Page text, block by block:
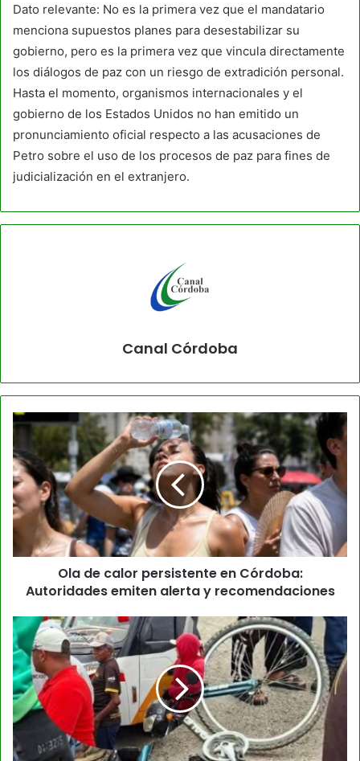
Dato relevante: No es la primera vez que el mandatario
menciona supuestos planes para desestabilizar su
gobierno, pero es la primera vez que vincula directamente
los diálogos de paz con un riesgo de extradición personal.
Hasta el momento, organismos internacionales y el
gobierno de los Estados Unidos no han emitido un
pronunciamiento oficial respecto a las acusaciones de
Petro sobre el uso de los procesos de paz para fines de
judicialización en el extranjero.
Canal Córdoba
Ola de calor persistente en Córdoba:
Autoridades emiten alerta y recomendaciones